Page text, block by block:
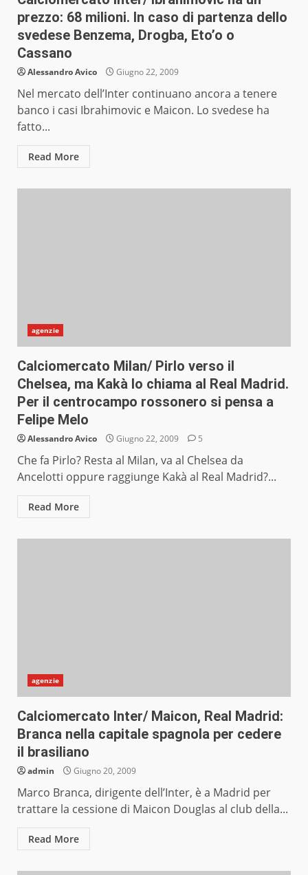
prezzo: 68 milioni. In caso di partenza dello
svedese Benzema, Drogba, Eto’o o
Cassano
Alessandro Avico Giugno 22, 2009
Nel mercato dell’Inter continuano ancora a tenere
banco i casi Ibrahimovic e Maicon. Lo svedese ha
fatto...
Read More
agenzie
Calciomercato Milan/ Pirlo verso il
Chelsea, ma Kakà lo chiama al Real Madrid.
Per il centrocampo rossonero si pensa a
Felipe Melo
Alessandro Avico Giugno 22, 2009 5
Che fa Pirlo? Resta al Milan, va al Chelsea da
Ancelotti oppure raggiunge Kakà al Real Madrid?...
Read More
agenzie
Calciomercato Inter/ Maicon, Real Madrid:
Branca nella capitale spagnola per cedere
il brasiliano
admin Giugno 20, 2009
Marco Branca, dirigente dell’Inter, è a Madrid per
trattare la cessione di Maicon Douglas al club della...
Read More